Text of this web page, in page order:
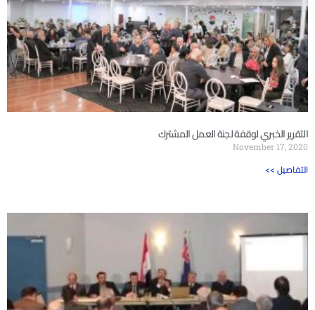
التقرير الخبري لوقفة لجنة العمل المشترك
November 17, 2020
<< التفاصيل